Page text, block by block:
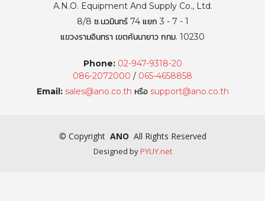
A.N.O. Equipment And Supply Co., Ltd.
8/8 ซ.นวมินทร์ 74 แยก 3 - 7 - 1
แขวงรามอินทรา เขตคันนายาว กทม. 10230
Phone: 02-947-9318-20
086-2072000 / 065-4658858
Email: sales@ano.co.th หรือ support@ano.co.th
© Copyright ANO All Rights Reserved
Designed byPYUY.net